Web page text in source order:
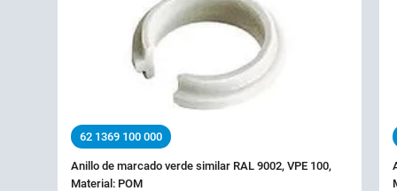
62 1369 100 000
Anillo de marcado verde similar RAL 9002, VPE 100,
Material: POM